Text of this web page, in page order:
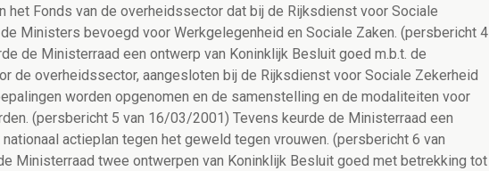
het Fonds van de overheidssector dat bij de Rijksdienst voor Sociale
Ministers bevoegd voor Werkgelegenheid en Sociale Zaken. (persbericht 4
de Ministerraad een ontwerp van Koninklijk Besluit goed m.b.t. de
de overheidssector, aangesloten bij de Rijksdienst voor Sociale Zekerheid
worden opgenomen en de samenstelling en de modaliteiten voor
(persbericht 5 van 16/03/2001) Tevens keurde de Ministerraad een
actieplan tegen het geweld tegen vrouwen. (persbericht 6 van
Ministerraad twee ontwerpen van Koninklijk Besluit goed met betrekking tot